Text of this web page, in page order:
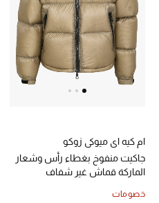
المجوهرات
عرض كل التنزيلات
أبرز المصممين
مجوهرات عصرية للنساء
ام كيه اي ميوكي زوكو
جاكيت منفوخ بغطاء رأس وشعار
الماركة قماش غير شفاف
خصومات